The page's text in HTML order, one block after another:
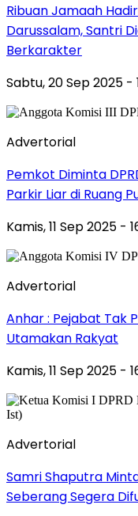
Ribuan Jamaah
Darussalam, Santri
Berkarakter
Sabtu, 20 Sep 2025 -
Advertorial
Pemkot Diminta
Parkir Liar di Ruang
Kamis, 11 Sep 2025 -
Advertorial
Anhar : Pejabat Tak
Utamakan Rakyat
Kamis, 11 Sep 2025 -
Advertorial
Samri Shaputra
Seberang Segera